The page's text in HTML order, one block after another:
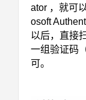
ator ，就可
osoft
以后，直接
一组验证码
可。